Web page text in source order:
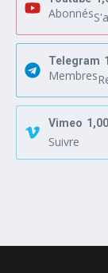
Abonnés
Telegram
Membres
Vimeo
Suivre